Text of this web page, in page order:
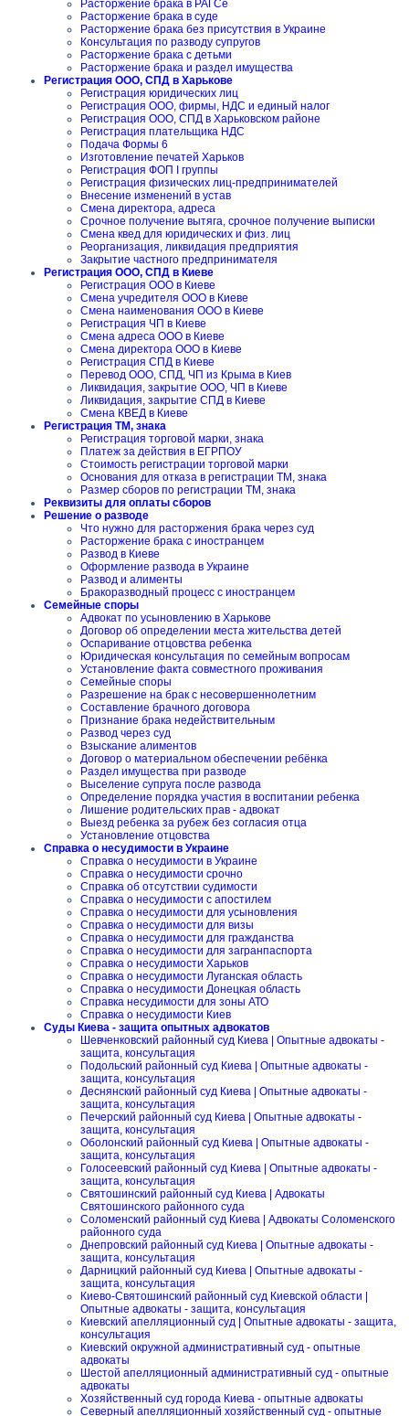
Расторжение брака в РАГСе
Расторжение брака в суде
Расторжение брака без присутствия в Украине
Консультация по разводу супругов
Расторжение брака с детьми
Расторжение брака и раздел имущества
Регистрация ООО, СПД в Харькове
Регистрация юридических лиц
Регистрация ООО, фирмы, НДС и единый налог
Регистрация ООО, СПД в Харьковском районе
Регистрация плательщика НДС
Подача Формы 6
Изготовление печатей Харьков
Регистрация ФОП I группы
Регистрация физических лиц-предпринимателей
Внесение изменений в устав
Смена директора, адреса
Срочное получение вытяга, срочное получение выписки
Смена квед для юридических и физ. лиц
Реорганизация, ликвидация предприятия
Закрытие частного предпринимателя
Регистрация ООО, СПД в Киеве
Регистрация ООО в Киеве
Смена учредителя ООО в Киеве
Смена наименования ООО в Киеве
Регистрация ЧП в Киеве
Смена адреса ООО в Киеве
Смена директора ООО в Киеве
Регистрация СПД в Киеве
Перевод ООО, СПД, ЧП из Крыма в Киев
Ликвидация, закрытие ООО, ЧП в Киеве
Ликвидация, закрытие СПД в Киеве
Смена КВЕД в Киеве
Регистрация ТМ, знака
Регистрация торговой марки, знака
Платеж за действия в ЕГРПОУ
Стоимость регистрации торговой марки
Основания для отказа в регистрации ТМ, знака
Размер сборов по регистрации ТМ, знака
Реквизиты для оплаты сборов
Решение о разводе
Что нужно для расторжения брака через суд
Расторжение брака с иностранцем
Развод в Киеве
Оформление развода в Украине
Развод и алименты
Бракоразводный процесс с иностранцем
Семейные споры
Адвокат по усыновлению в Харькове
Договор об определении места жительства детей
Оспаривание отцовства ребенка
Юридическая консультация по семейным вопросам
Установление факта совместного проживания
Семейные споры
Разрешение на брак с несовершеннолетним
Составление брачного договора
Признание брака недействительным
Развод через суд
Взыскание алиментов
Договор о материальном обеспечении ребёнка
Раздел имущества при разводе
Выселение супруга после развода
Определение порядка участия в воспитании ребенка
Лишение родительских прав - адвокат
Выезд ребенка за рубеж без согласия отца
Установление отцовства
Справка о несудимости в Украине
Справка о несудимости в Украине
Справка о несудимости срочно
Справка об отсутствии судимости
Справка о несудимости с апостилем
Справка о несудимости для усыновления
Справка о несудимости для визы
Справка о несудимости для гражданства
Справка о несудимости для загранпаспорта
Справка о несудимости Харьков
Справка о несудимости Луганская область
Справка о несудимости Донецкая область
Справка несудимости для зоны АТО
Справка о несудимости Киев
Суды Киева - защита опытных адвокатов
Шевченковский районный суд Киева | Опытные адвокаты -
защита, консультация
Подольский районный суд Киева | Опытные адвокаты -
защита, консультация
Деснянский районный суд Киева | Опытные адвокаты -
защита, консультация
Печерский районный суд Киева | Опытные адвокаты -
защита, консультация
Оболонский районный суд Киева | Опытные адвокаты -
защита, консультация
Голосеевский районный суд Киева | Опытные адвокаты -
защита, консультация
Святошинский районный суд Киева | Адвокаты
Святошинского районного суда
Соломенский районный суд Киева | Адвокаты Соломенского
районного суда
Днепровский районный суд Киева | Опытные адвокаты -
защита, консультация
Дарницкий районный суд Киева | Опытные адвокаты -
защита, консультация
Киево-Святошинский районный суд Киевской области |
Опытные адвокаты - защита, консультация
Киевский апелляционный суд | Опытные адвокаты - защита,
консультация
Киевский окружной административный суд - опытные
адвокаты
Шестой апелляционный административный суд - опытные
адвокаты
Хозяйственный суд города Киева - опытные адвокаты
Северный апелляционный хозяйственный суд - опытные